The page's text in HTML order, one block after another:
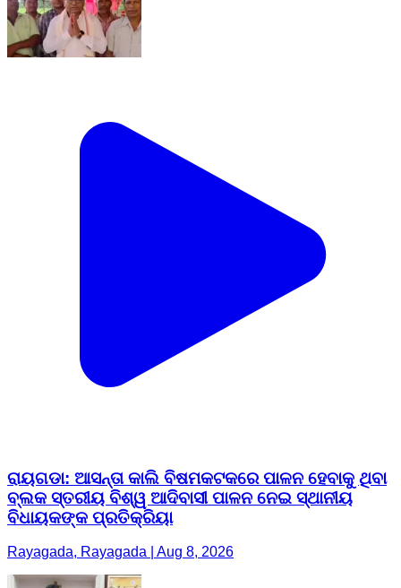
ରାୟଗଡା: ଆସନ୍ତା କାଲି ବିଷମକଟକରେ ପାଳନ ହେବାକୁ ଥିବା
ବ୍ଲକ ସ୍ତରୀୟ ବିଶ୍ୱ ଆଦିବାସୀ ପାଳନ ନେଇ ସ୍ଥାନୀୟ
ବିଧାୟକଙ୍କ ପ୍ରତିକ୍ରିୟା
Rayagada, Rayagada | Aug 8, 2026